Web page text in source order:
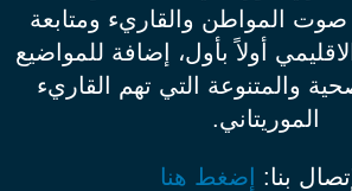
صوت المواطن والقاريء ومتابعة
أولاً بأول، إضافة للمواضيع
والمتنوعة التي تهم القاريء
الموريتاني.
بنا: إضغط هنا